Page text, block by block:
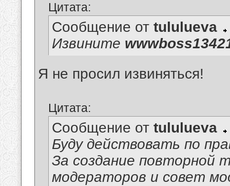
Цитата:
Сообщение от tululueva
Извините
Я не просил извиняться!
Цитата:
Сообщение от tululueva
Буду действовать по
За создание повторной
модераторов и совет